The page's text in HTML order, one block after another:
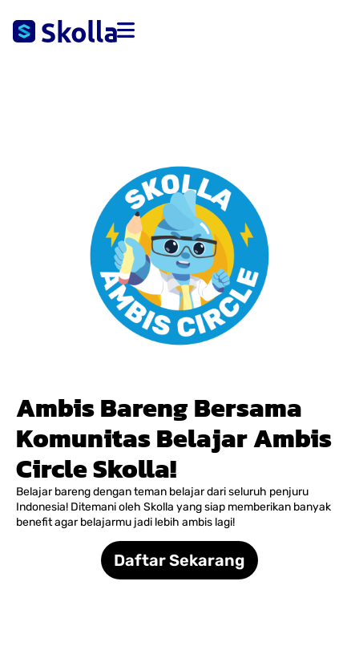
Ambis Bareng Bersama
Komunitas Belajar Ambis
Circle Skolla!
Belajar bareng dengan teman belajar dari seluruh penjuru
Indonesia! Ditemani oleh Skolla yang siap memberikan banyak
benefit agar belajarmu jadi lebih ambis lagi!
Daftar Sekarang